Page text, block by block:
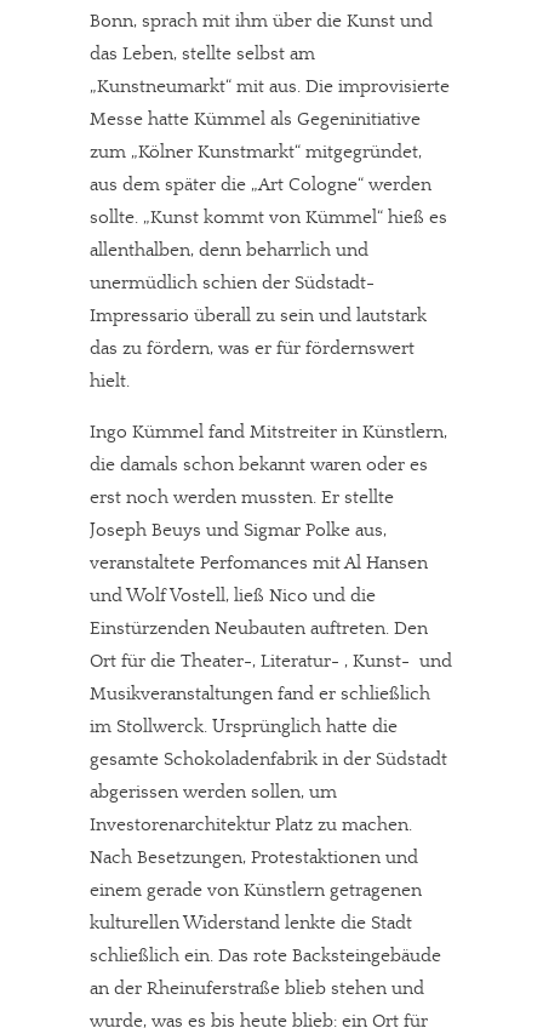
Bonn, sprach mit ihm über die Kunst und
das Leben, stellte selbst am
„Kunstneumarkt“ mit aus. Die improvisierte
Messe hatte Kümmel als Gegeninitiative
zum „Kölner Kunstmarkt“ mitgegründet,
aus dem später die „Art Cologne“ werden
sollte. „Kunst kommt von Kümmel“ hieß es
allenthalben, denn beharrlich und
unermüdlich schien der Südstadt-
Impressario überall zu sein und lautstark
das zu fördern, was er für fördernswert
hielt.
Ingo Kümmel fand Mitstreiter in Künstlern,
die damals schon bekannt waren oder es
erst noch werden mussten. Er stellte
Joseph Beuys und Sigmar Polke aus,
veranstaltete Perfomances mit Al Hansen
und Wolf Vostell, ließ Nico und die
Einstürzenden Neubauten auftreten. Den
Ort für die Theater-, Literatur- , Kunst- und
Musikveranstaltungen fand er schließlich
im Stollwerck. Ursprünglich hatte die
gesamte Schokoladenfabrik in der Südstadt
abgerissen werden sollen, um
Investorenarchitektur Platz zu machen.
Nach Besetzungen, Protestaktionen und
einem gerade von Künstlern getragenen
kulturellen Widerstand lenkte die Stadt
schließlich ein. Das rote Backsteingebäude
an der Rheinuferstraße blieb stehen und
wurde, was es bis heute blieb: ein Ort für